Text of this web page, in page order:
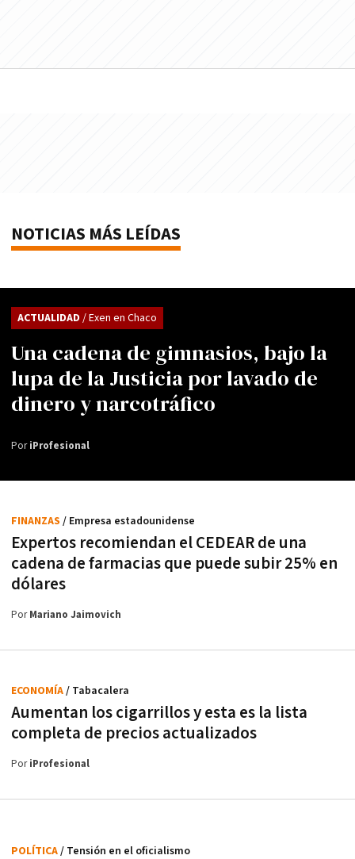
NOTICIAS MÁS LEÍDAS
Una cadena de gimnasios, bajo la
lupa de la Justicia por lavado de
dinero y narcotráfico
ACTUALIDAD / Exen en Chaco
PoriProfesional
Expertos recomiendan el CEDEAR de una
cadena de farmacias que puede subir 25% en
dólares
FINANZAS / Empresa estadounidense
PorMariano Jaimovich
Aumentan los cigarrillos y esta es la lista
completa de precios actualizados
ECONOMÍA/ Tabacalera
PoriProfesional
POLÍTICA/ Tensión en el oficialismo